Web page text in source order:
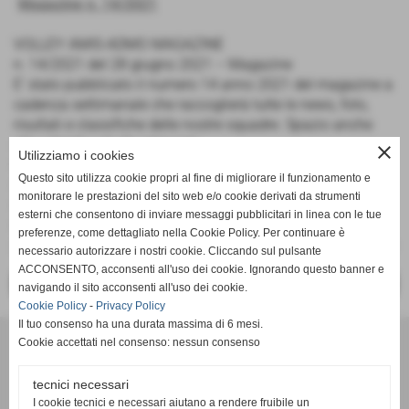
Magazine n. 14/2021
n. 14/2021 del 28 giugno 2021 – Magazine
E' stato pubblicato il numero 14 anno 2021 del magazine a
cadenza settimanale che raccoglierà tutte le news, foto,
risultati e classifiche delle nostre squadre. Spazio anche
Questo progetto è reso possibile grazie anche al prezioso
contributo dei dirigenti che collaboreranno alla raccolta del
materiale e ci auguriamo possa diventare punto di
riferimento per i nostri sostenitori.
@amisadmo @amisadmovolley #volleyserieb #volleyseriec
<< PRECEDENTE
close
Utilizziamo i cookies
Questo sito utilizza cookie propri al fine di migliorare il funzionamento e
monitorare le prestazioni del sito web e/o cookie derivati da strumenti
esterni che consentono di inviare messaggi pubblicitari in linea con le tue
preferenze, come dettagliato nella Cookie Policy. Per continuare è
necessario autorizzare i nostri cookie. Cliccando sul pulsante
ACCONSENTO, acconsenti all'uso dei cookie. Ignorando questo banner e
navigando il sito acconsenti all'uso dei cookie.
Cookie Policy - Privacy Policy
Il tuo consenso ha una durata massima di 6 mesi.
Cookie accettati nel consenso: nessun consenso
tecnici necessari
I cookie tecnici e necessari aiutano a rendere fruibile un